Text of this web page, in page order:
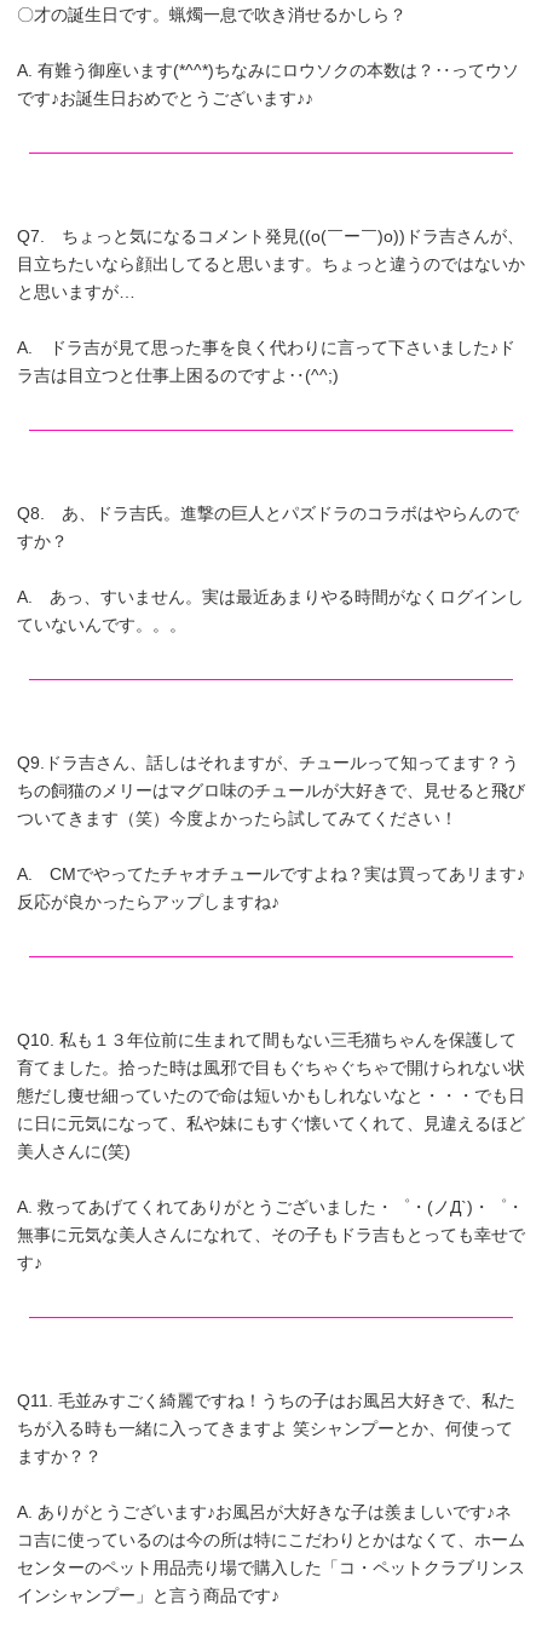
〇才の誕生日です。蝋燭一息で吹き消せるかしら？
A. 有難う御座います(*^^*)ちなみにロウソクの本数は？‥ってウソ
です♪お誕生日おめでとうございます♪♪
Q7. ちょっと気になるコメント発見((o(￣ー￣)o))ドラ吉さんが、
目立ちたいなら顔出してると思います。ちょっと違うのではないか
と思いますが…
A. ドラ吉が見て思った事を良く代わりに言って下さいました♪ド
ラ吉は目立つと仕事上困るのですよ‥(^^;)
Q8. あ、ドラ吉氏。進撃の巨人とパズドラのコラボはやらんので
すか？
A. あっ、すいません。実は最近あまりやる時間がなくログインし
ていないんです。。。
Q9.ドラ吉さん、話しはそれますが、チュールって知ってます？う
ちの飼猫のメリーはマグロ味のチュールが大好きで、見せると飛び
ついてきます（笑）今度よかったら試してみてください！
A. CMでやってたチャオチュールですよね？実は買ってあリます♪
反応が良かったらアップしますね♪
Q10. 私も１３年位前に生まれて間もない三毛猫ちゃんを保護して
育てました。拾った時は風邪で目もぐちゃぐちゃで開けられない状
態だし痩せ細っていたので命は短いかもしれないなと・・・でも日
に日に元気になって、私や妹にもすぐ懐いてくれて、見違えるほど
美人さんに(笑)
A. 救ってあげてくれてありがとうございました・゜・(ノД`)・゜・
無事に元気な美人さんになれて、その子もドラ吉もとっても幸せで
す♪
Q11. 毛並みすごく綺麗ですね！うちの子はお風呂大好きで、私た
ちが入る時も一緒に入ってきますよ 笑シャンプーとか、何使って
ますか？？
A. ありがとうございます♪お風呂が大好きな子は羨ましいです♪ネ
コ吉に使っているのは今の所は特にこだわりとかはなくて、ホーム
センターのペット用品売り場で購入した「コ・ペットクラブリンス
インシャンプー」と言う商品です♪